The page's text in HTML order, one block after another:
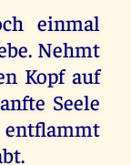
einmal
Nehmt
Kopf auf
Seele